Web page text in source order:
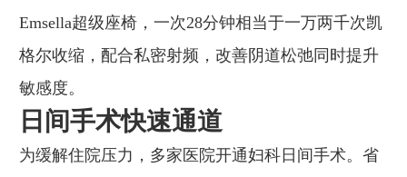
Emsella超级座椅，一次28分钟相当于一万两千次凯
格尔收缩，配合私密射频，改善阴道松弛同时提升
敏感度。
日间手术快速通道
为缓解住院压力，多家医院开通妇科日间手术。省